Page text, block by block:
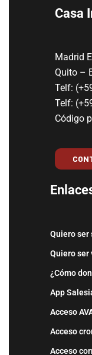
Casa
Madrid
Quito –
Telf:
Telf:
Código
Quiero ser
Quiero
¿Cómo
App
Acceso
Acceso
Acceso